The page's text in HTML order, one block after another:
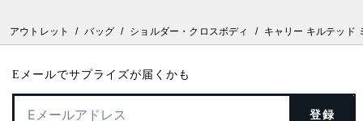
アウトレット / バッグ / ショルダー・クロスボディ / キャリー キルテッド
Eメールでサプライズが届くかも
登録